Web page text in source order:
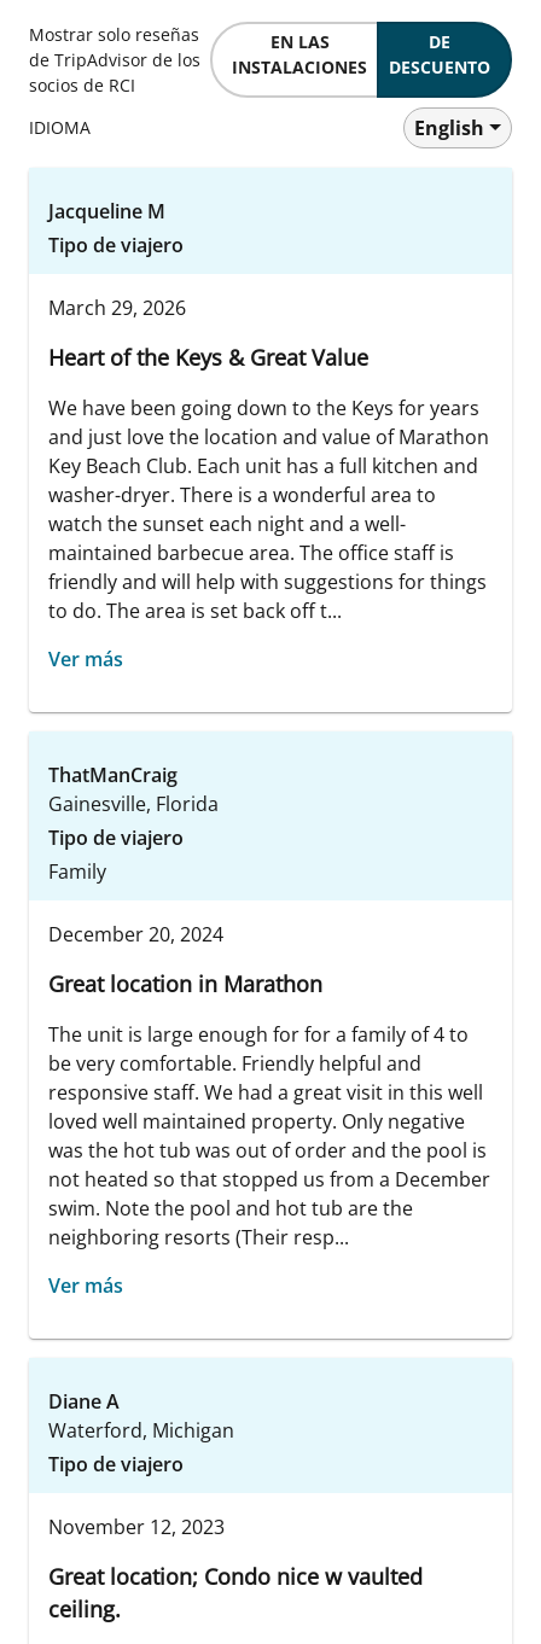
Mostrar solo reseñas
de TripAdvisor de los
socios de RCI
EN LAS
INSTALACIONES
DE
DESCUENTO
IDIOMA English
Jacqueline M
Tipo de viajero
March 29, 2026
Heart of the Keys & Great Value
We have been going down to the Keys for years
and just love the location and value of Marathon
Key Beach Club. Each unit has a full kitchen and
washer-dryer. There is a wonderful area to
watch the sunset each night and a well-
maintained barbecue area. The office staff is
friendly and will help with suggestions for things
to do. The area is set back off t...
Ver más
ThatManCraig
Gainesville, Florida
Tipo de viajero
Family
December 20, 2024
Great location in Marathon
The unit is large enough for for a family of 4 to
be very comfortable. Friendly helpful and
responsive staff. We had a great visit in this well
loved well maintained property. Only negative
was the hot tub was out of order and the pool is
not heated so that stopped us from a December
swim. Note the pool and hot tub are the
neighboring resorts (Their resp...
Ver más
Diane A
Waterford, Michigan
Tipo de viajero
November 12, 2023
Great location; Condo nice w vaulted
ceiling.